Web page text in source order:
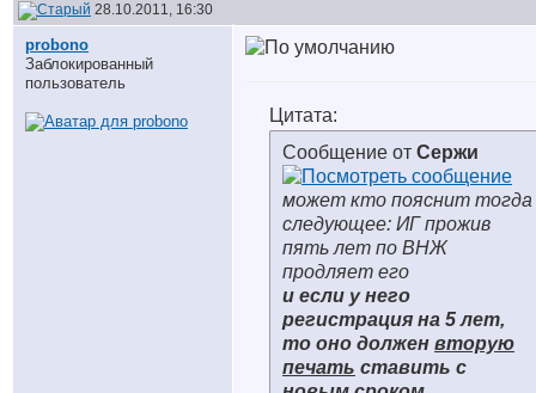
28.10.2011, 16:30
probono
Заблокированный
пользователь
Цитата:
Сообщение от Сержи
может кто пояснит тогда
следующее: ИГ прожив
пять лет по ВНЖ
продляет его
и если у него
регистрация на 5 лет,
то оно должен вторую
печать ставить с